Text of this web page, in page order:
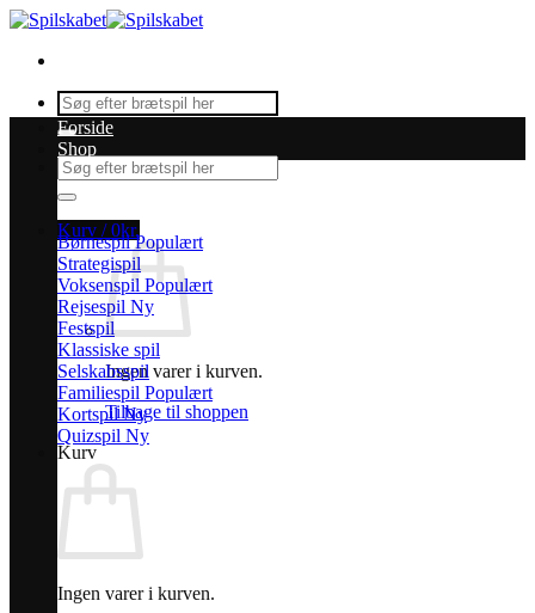
Fortsæt
indhold
Søg
efter:
Søg
efter:
Kurv /0kr.
Ingen varer i kurven.
Tilbage til shoppen
Kurv
Ingen varer i kurven.
Forside
Shop
Børnespil
Strategispil
Voksenspil
Rejsespil
Festspil
Klassiske spil
Selskabsspil
Familiespil
Kortspil
Quizspil